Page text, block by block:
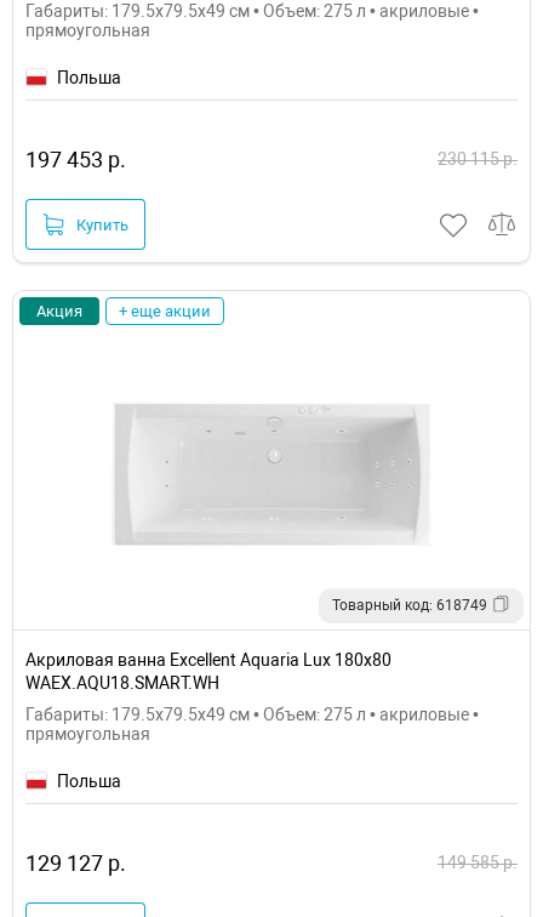
Габариты: 179.5x79.5x49 см • Объем: 275 л • акриловые •
прямоугольная
Польша
197 453 р. 230 115 р.
Купить
Акция + еще акции
Товарный код: 618749
Акриловая ванна Excellent Aquaria Lux 180x80
WAEX.AQU18.SMART.WH
Габариты: 179.5x79.5x49 см • Объем: 275 л • акриловые •
прямоугольная
Польша
129 127 р. 149 585 р.